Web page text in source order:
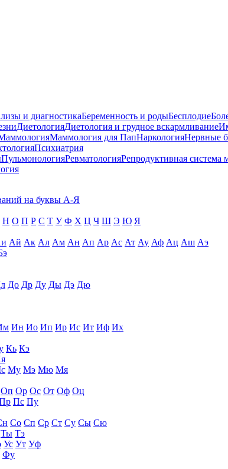
и диагностикаБеременность и родыБесплодие
ДиетологияДиетология и грудное вскармливание
Маммология для ПапНаркологияНервные
Психиатрия
ПульмонологияРевматологияРепродуктивная
на буквы А-Я
Н О П Р С Т У Ф Х Ц Ч Ш Э Ю Я
Ай Ак Ал Ам Ан Ап Ар Ас Ат Ау Аф Ац Аш Аэ
До Др Ду Ды Дэ Дю
Ин Ио Ип Ир Ис Ит Иф Их
Кь Кэ
Му Мэ Мю Мя
Оп Ор Ос От Оф Оц
Пс Пу
Со Сп Ср Ст Су Сы Сю
Ты Тэ
Ус Ут Уф
Фу